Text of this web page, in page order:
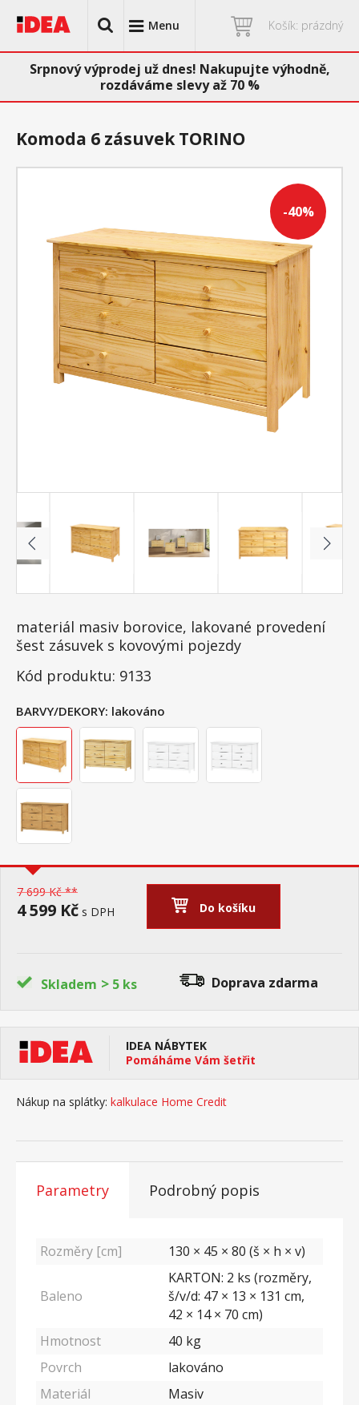
Menu Košík: prázdný
Srpnový výprodej už dnes! Nakupujte výhodně,
rozdáváme slevy až 70 %
-40%
Komoda 6 zásuvek TORINO
materiál masiv borovice, lakované provedení
šest zásuvek s kovovými pojezdy
Kód produktu: 9133
BARVY/DEKORY: lakováno
7 699 Kč **
4 599 Kč s DPH Do košíku
Skladem > 5 ks Doprava zdarma
IDEA NÁBYTEK
Pomáháme Vám šetřit
Nákup na splátky: kalkulace Home Credit
Parametry Podrobný popis
Rozměry [cm] 130 × 45 × 80 (š × h × v)
Baleno
KARTON: 2 ks (rozměry,
š/v/d: 47 × 13 × 131 cm,
42 × 14 × 70 cm)
Hmotnost
40 kg
Povrch
lakováno
Materiál
Masiv